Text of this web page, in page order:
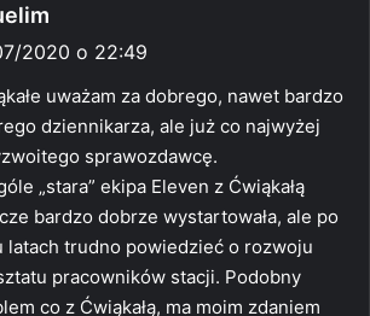
i
z
e
:
2020 o 22:49
uważam za dobrego, nawet bardzo
dziennikarza, ale już co najwyżej
sprawozdawcę.
„stara” ekipa Eleven z Ćwiąkałą
bardzo dobrze wystartowała, ale po
latach trudno powiedzieć o rozwoju
pracowników stacji. Podobny
co z Ćwiąkałą, ma moim zdaniem